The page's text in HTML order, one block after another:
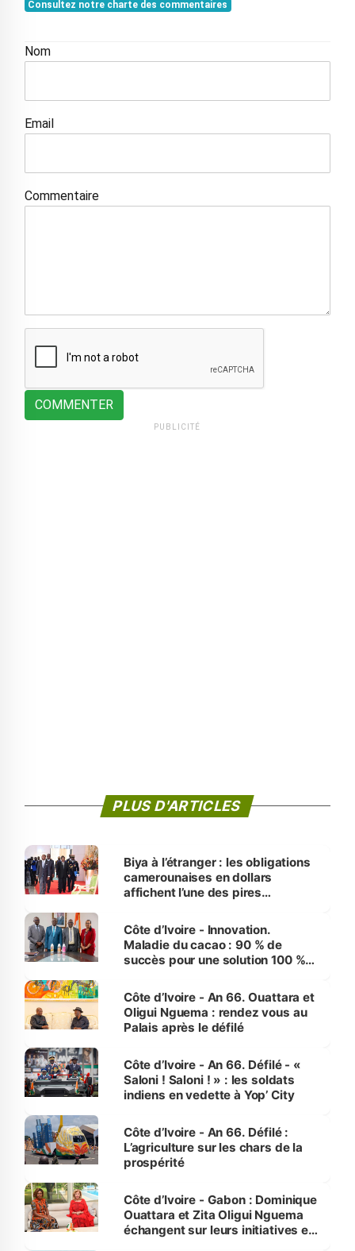
Consultez notre charte des commentaires
Nom
Email
Commentaire
COMMENTER
PUBLICITÉ
PLUS D'ARTICLES
Biya à l’étranger : les obligations
camerounaises en dollars
affichent l’une des pires
Côte d’Ivoire - Innovation.
Maladie du cacao : 90 % de
succès pour une solution 100 %
Côte d’Ivoire - An 66. Ouattara et
Oligui Nguema : rendez vous au
Palais après le défilé
Côte d’Ivoire - An 66. Défilé - «
Saloni ! Saloni ! » : les soldats
indiens en vedette à Yop’ City
Côte d’Ivoire - An 66. Défilé :
L’agriculture sur les chars de la
prospérité
Côte d’Ivoire - Gabon : Dominique
Ouattara et Zita Oligui Nguema
échangent sur leurs initiatives en